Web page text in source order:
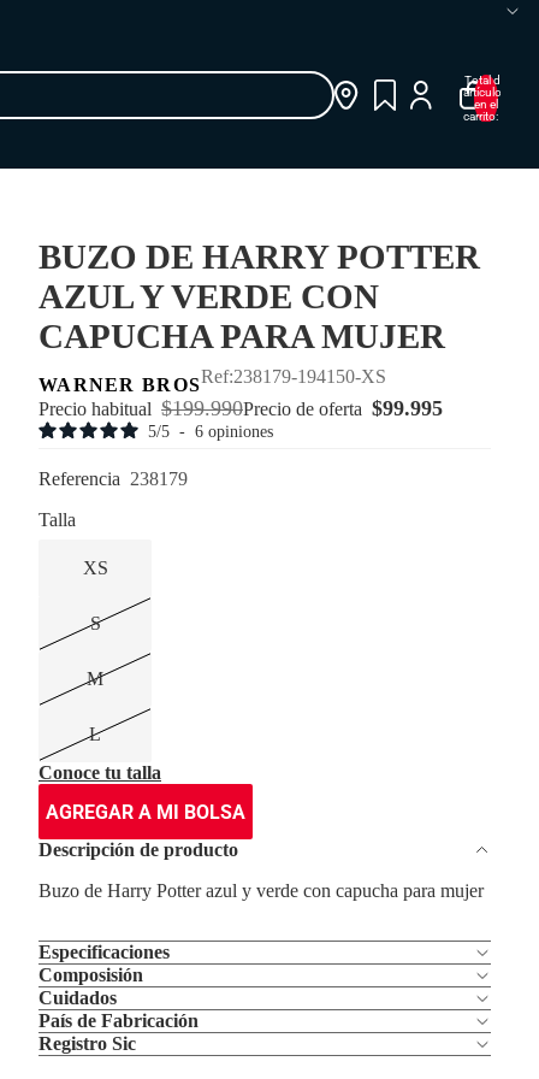
Total de
artículos
en el
carrito: 0
BUZO DE HARRY POTTER
AZUL Y VERDE CON
CAPUCHA PARA MUJER
WARNER BROS
238179-194150-XS
Precio de oferta $99.995
Precio habitual $199.990
5/5 - 6 opiniones
Referencia 238179
Talla
XS
S
M
L
Conoce tu talla
AGREGAR A MI BOLSA
Descripción de producto
Buzo de Harry Potter azul y verde con capucha para mujer
Especificaciones
Composisión
Cuidados
País de Fabricación
Registro Sic